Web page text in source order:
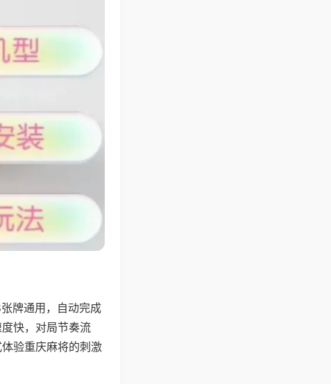
牌通用，自动完成
快，对局节奏流
验重庆麻将的刺激